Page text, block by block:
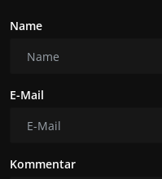
Name
E-Mail
Kommentar